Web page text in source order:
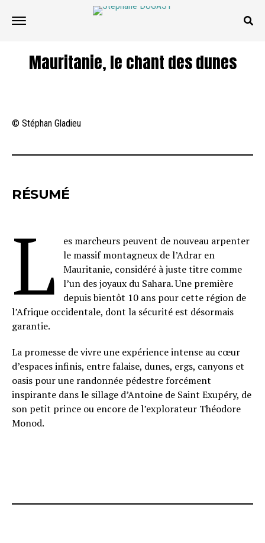
Mauritanie, le chant des dunes
© Stéphan Gladieu
RÉSUMÉ
L
es marcheurs peuvent de nouveau arpenter
le massif montagneux de l’Adrar en
Mauritanie, considéré à juste titre comme
l’un des joyaux du Sahara. Une première
depuis bientôt 10 ans pour cette région de
l’Afrique occidentale, dont la sécurité est désormais
garantie.
La promesse de vivre une expérience intense au cœur
d’espaces infinis, entre falaise, dunes, ergs, canyons et
oasis pour une randonnée pédestre forcément
inspirante dans le sillage d’Antoine de Saint Exupéry, de
son petit prince ou encore de l’explorateur Théodore
Monod.